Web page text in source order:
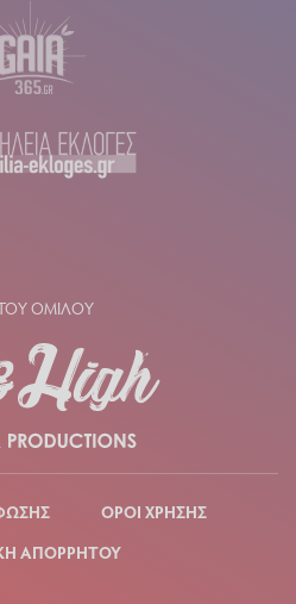
ΤΟΥ ΟΜΙΛΟΥ
ΟΡΟΙ ΧΡΗΣΗΣ
ΑΠΟΡΡΗΤΟΥ